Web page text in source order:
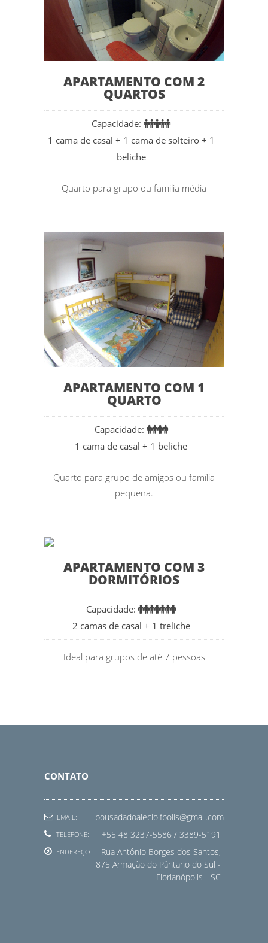
APARTAMENTO COM 2
QUARTOS
Capacidade:
1 cama de casal + 1 cama de solteiro + 1
beliche
Quarto para grupo ou familia média
APARTAMENTO COM 1
QUARTO
Capacidade:
1 cama de casal + 1 beliche
Quarto para grupo de amigos ou família
pequena.
APARTAMENTO COM 3
DORMITÓRIOS
Capacidade:
2 camas de casal + 1 treliche
Ideal para grupos de até 7 pessoas
CONTATO
EMAIL: pousadadoalecio.fpolis@gmail.com
TELEFONE: +55 48 3237-5586 / 3389-5191
ENDEREÇO:
Rua Antônio Borges dos Santos,
875 Armação do Pântano do Sul -
Florianópolis - SC